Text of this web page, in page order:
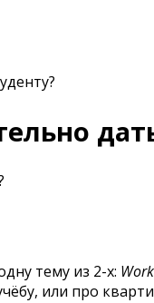
тему из 2-х:
или про